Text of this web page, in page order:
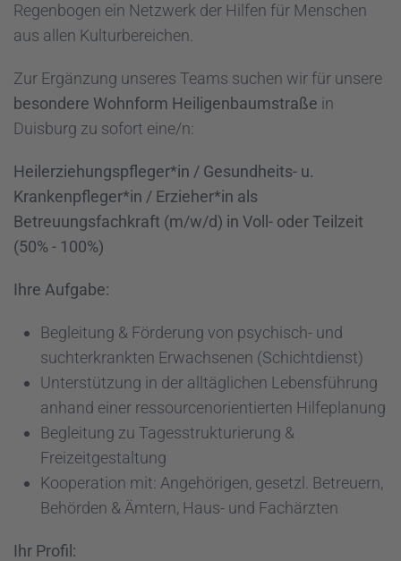
Regenbogen ein Netzwerk der Hilfen für Menschen
aus allen Kulturbereichen.
Zur Ergänzung unseres Teams suchen wir für unsere
besondere Wohnform Heiligenbaumstraße in
Duisburg zu sofort eine/n:
Heilerziehungspfleger*in / Gesundheits- u.
Krankenpfleger*in / Erzieher*in als
Betreuungsfachkraft (m/w/d) in Voll- oder Teilzeit
(50% - 100%)
Ihre Aufgabe:
Begleitung & Förderung von psychisch- und
suchterkrankten Erwachsenen (Schichtdienst)
Unterstützung in der alltäglichen Lebensführung
anhand einer ressourcenorientierten Hilfeplanung
Begleitung zu Tagesstrukturierung &
Freizeitgestaltung
Kooperation mit: Angehörigen, gesetzl. Betreuern,
Behörden & Ämtern, Haus- und Fachärzten
Ihr Profil: